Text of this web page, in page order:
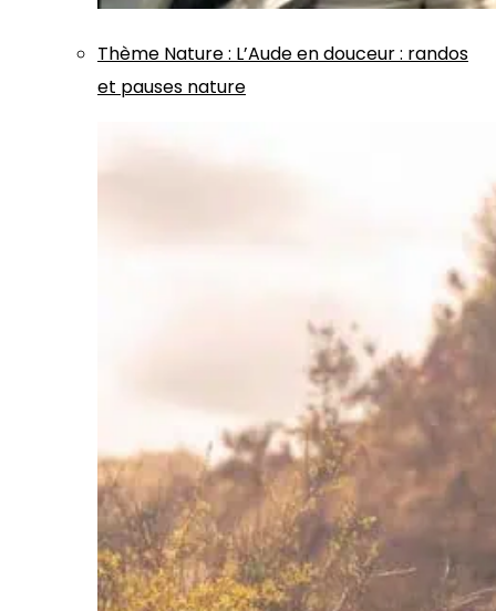
Thème Nature: L’Aude en douceur : randos
et pauses nature